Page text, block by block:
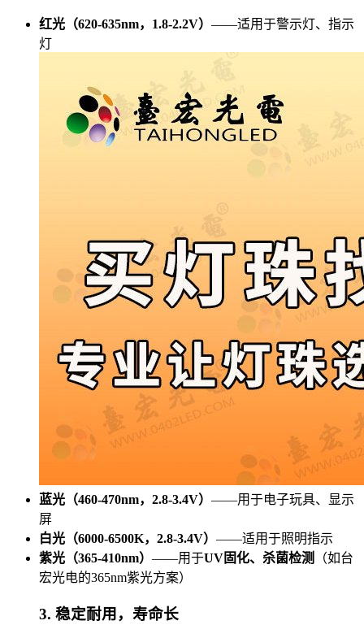
红光（620-635nm，1.8-2.2V） ——适用于警示灯、指示
灯
蓝光（460-470nm，2.8-3.4V） ——用于电子玩具、显示
屏
白光（6000-6500K，2.8-3.4V） ——适用于照明指示
紫光（365-410nm） ——用于UV固化、杀菌检测
（如台
宏光电的365nm紫光方案）
3. 稳定耐用，寿命长